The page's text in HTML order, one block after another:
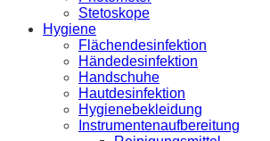
Stetoskope
Hygiene
Flächendesinfektion
Händedesinfektion
Handschuhe
Hautdesinfektion
Hygienebekleidung
Instrumentenaufbereitung